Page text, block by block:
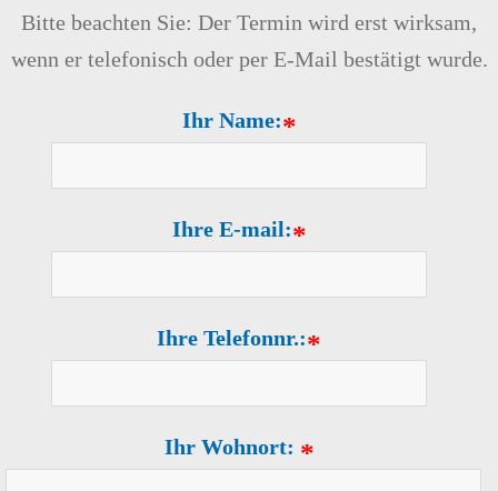
Bitte beachten Sie: Der Termin wird erst wirksam,
wenn er telefonisch oder per E-Mail bestätigt wurde.
Ihr Name:*
Ihre E-mail:*
Ihre Telefonnr.:*
Ihr Wohnort: *